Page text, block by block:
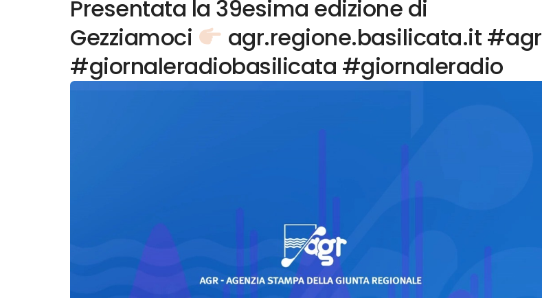
Presentata la 39esima edizione di
Gezziamoci
agr.regione.basilicata.it #agr
#giornaleradiobasilicata #giornaleradio